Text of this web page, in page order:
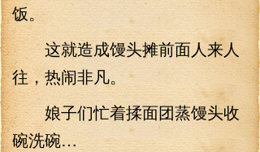
饭。
这就造成馒头摊前面人来人
往，热闹非凡。
娘子们忙着揉面团蒸馒头收
碗洗碗…